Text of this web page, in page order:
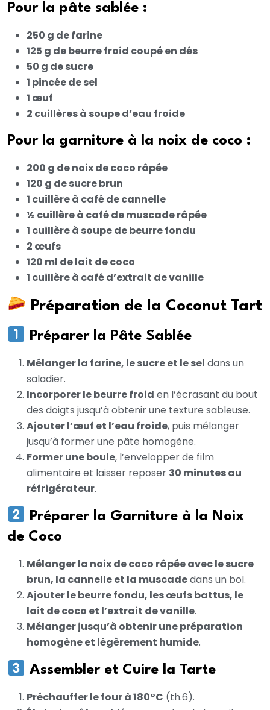
Pour la pâte sablée :
250 g de farine
125 g de beurre froid coupé en dés
50 g de sucre
1 pincée de sel
1 œuf
2 cuillères à soupe d’eau froide
Pour la garniture à la noix de coco :
200 g de noix de coco râpée
120 g de sucre brun
1 cuillère à café de cannelle
½ cuillère à café de muscade râpée
1 cuillère à soupe de beurre fondu
2 œufs
120 ml de lait de coco
1 cuillère à café d’extrait de vanille
Préparation de la Coconut Tart
Préparer la Pâte Sablée
Mélanger la farine, le sucre et le sel dans un
saladier.
Incorporer le beurre froid en l’écrasant du bout
des doigts jusqu’à obtenir une texture sableuse.
Ajouter l’œuf et l’eau froide, puis mélanger
jusqu’à former une pâte homogène.
Former une boule, l’envelopper de film
alimentaire et laisser reposer 30 minutes au
réfrigérateur.
Préparer la Garniture à la Noix
de Coco
Mélanger la noix de coco râpée avec le sucre
brun, la cannelle et la muscadedans un bol.
Ajouter le beurre fondu, les œufs battus, le
lait de coco et l’extrait de vanille.
Mélanger jusqu’à obtenir une préparation
homogène et légèrement humide.
Assembler et Cuire la Tarte
Préchauffer le four à 180°C (th.6).